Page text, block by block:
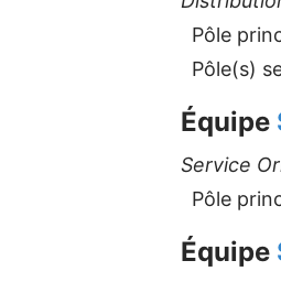
Pôle
Pôle(s)
Équipe
Service
Pôle
Équipe